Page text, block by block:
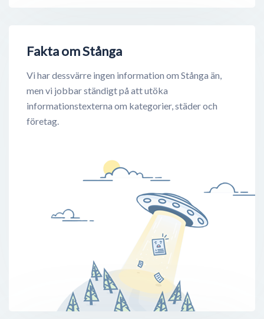
Fakta om Stånga
Vi har dessvärre ingen information om Stånga än,
men vi jobbar ständigt på att utöka
informationstexterna om kategorier, städer och
företag.